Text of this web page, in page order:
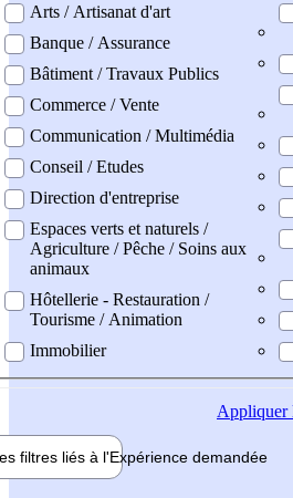
Arts / Artisanat d'art
Banque / Assurance
Bâtiment / Travaux Publics
Commerce / Vente
Communication / Multimédia
Conseil / Etudes
Direction d'entreprise
Espaces verts et naturels /
Agriculture / Pêche / Soins aux
animaux
Hôtellerie - Restauration /
Tourisme / Animation
Immobilier
Appliquer
filtres liés à l'Expérience demandée